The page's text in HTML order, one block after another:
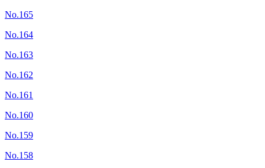
No.165
No.164
No.163
No.162
No.161
No.160
No.159
No.158